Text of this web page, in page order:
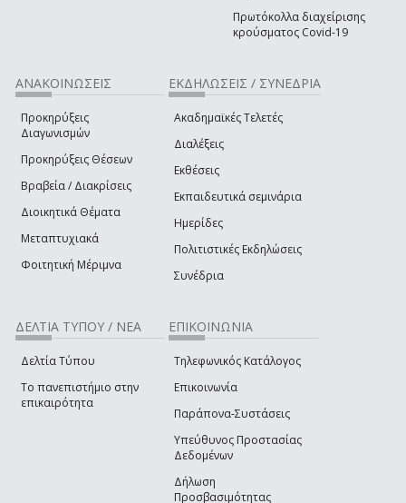
Πρωτόκολλα διαχείρισης
κρούσματος Covid-19
ΑΝΑΚΟΙΝΩΣΕΙΣ
Προκηρύξεις
Διαγωνισμών
Προκηρύξεις Θέσεων
Βραβεία / Διακρίσεις
Διοικητικά Θέματα
Μεταπτυχιακά
Φοιτητική Μέριμνα
ΕΚΔΗΛΩΣΕΙΣ / ΣΥΝΕΔΡΙΑ
Ακαδημαϊκές Τελετές
Διαλέξεις
Εκθέσεις
Εκπαιδευτικά σεμινάρια
Ημερίδες
Πολιτιστικές Εκδηλώσεις
Συνέδρια
ΔΕΛΤΙΑ ΤΥΠΟΥ / ΝΕΑ
Δελτία Τύπου
Το πανεπιστήμιο στην
επικαιρότητα
ΕΠΙΚΟΙΝΩΝΙΑ
Τηλεφωνικός Κατάλογος
Επικοινωνία
Παράπονα-Συστάσεις
Υπεύθυνος Προστασίας
Δεδομένων
Δήλωση
Προσβασιμότητας